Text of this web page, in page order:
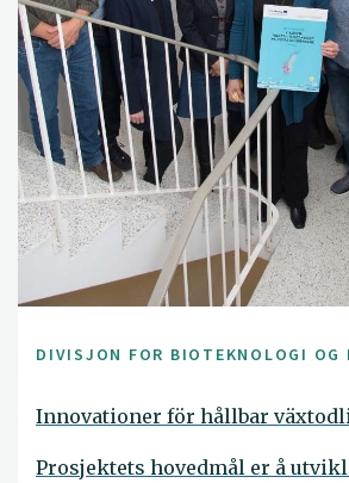
DIVISJON FOR BIOTEKNOLOGI OG
Innovationer för hållbar
Prosjektets hovedmål er å